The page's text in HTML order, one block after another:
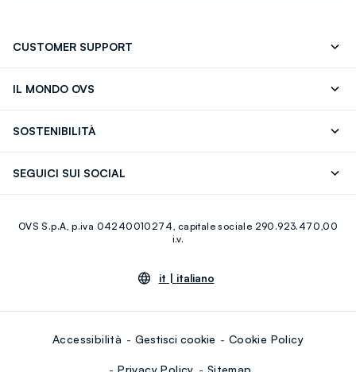
CUSTOMER SUPPORT
IL MONDO OVS
Giftcard
SOSTENIBILITÀ
SEGUICI SUI SOCIAL
Youtube Linkedin
OVS S.p.A, p.iva 04240010274, capitale sociale 290.923.470,00
i.v.
it | italiano
Accessibilità Gestisci cookie Cookie Policy
Privacy Policy Sitemap